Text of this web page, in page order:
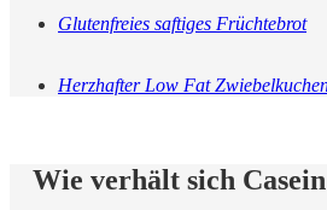
Glutenfreies saftiges Früchtebrot
Herzhafter Low Fat
Wie verhält sich